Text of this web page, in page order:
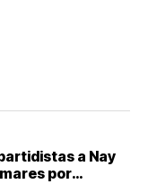
a Nay
por